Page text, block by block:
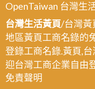
OpenTaiwan 台灣生
台灣生活黃頁/台灣黃
地區黃頁工商名錄的
登錄工商名錄.黃頁,
迎台灣工商企業自由
免責聲明